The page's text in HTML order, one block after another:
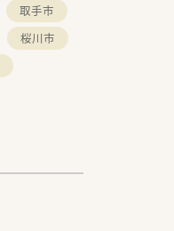
取手市
桜川市